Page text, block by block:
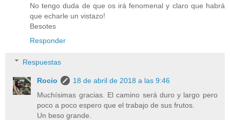
No tengo duda de que os irá fenomenal y claro que habrá
que echarle un vistazo!
Besotes
Responder
Respuestas
Rocio
18 de abril de 2018 a las 9:46
Muchísimas gracias. El camino será duro y largo pero
poco a poco espero que el trabajo de sus frutos.
Un beso grande.